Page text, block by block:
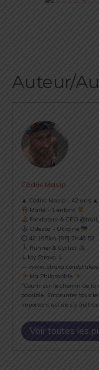
Auteur/
Cédric Masip
▲ Cédric Masip - 42 ans ▲
Marié - 1 enfant
Fondateur & CEO
Odessa - Ukraine
⏱ 42.195km [RP] 2h46’52
Runner & Cyclist
⇣ My Strava ⇣
→ www.strava.com/
Ma Philosophie
"Courir sur le chemin de la
possible. Emprunter tous
important est de s’y
Voir toutes les